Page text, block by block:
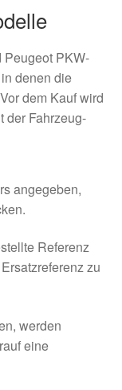
PKW-
denen die
dem Kauf wird
der Fahrzeug-
angegeben,
Referenz
zu
werden
eine